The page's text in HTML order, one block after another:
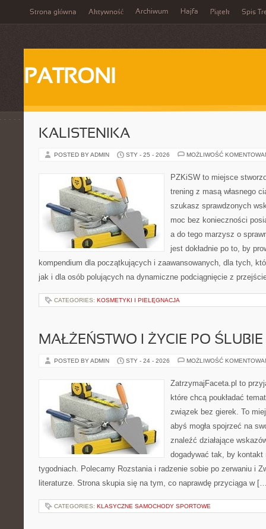
Strona główna Aktywność Archiwum Hajfa Piątek Spis
PATRONI
KALISTENIKA
POSTED BY ADMIN STY - 25 - 2026 MOŻLIWOŚĆ
PZKiSW to miejsce
trening z masą własnego
szukasz sprawdzonych
moc bez konieczności
a do tego marzysz o
jest dokładnie po to, by
kompendium dla początkujących i zaawansowanych, dla tych,
jak i dla osób polujących na dynamiczne podciągnięcie z
CATEGORIES: KOSMETYKI I PIELĘGNACJA
MAŁŻEŃSTWO I ŻYCIE PO ŚLUBIE
POSTED BY ADMIN STY - 24 - 2026 MOŻLIWOŚĆ
ZatrzymajFaceta.pl to
które chcą poukładać
związek bez gierek. To
abyś mogła spojrzeć na
znaleźć działające
dogadywać tak, by kontakt
tygodniach. Polecamy Rozstania i radzenie sobie po zerwaniu i
literaturze. Strona skupia się na tym, co naprawdę przyciąga w
CATEGORIES: KLASYCZNE SAMOCHODY SPORTOWE